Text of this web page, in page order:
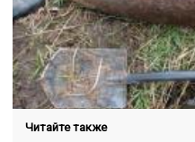
Читайте также